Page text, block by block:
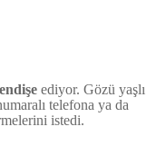
endişeediyor. Gözü yaşlı
telefona ya da
istedi.